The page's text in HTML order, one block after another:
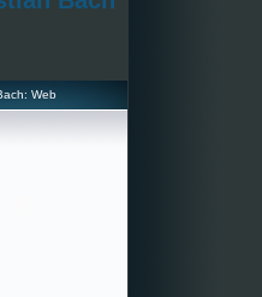
Web